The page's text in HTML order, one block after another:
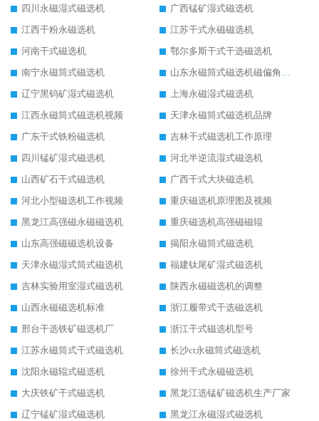
四川永磁湿式磁选机
广西锰矿湿式磁选机
江西干粉永磁选机
江苏干式永磁磁选机
河南干式磁选机
鄂尔多斯干式干选磁选机
南宁永磁筒式磁选机
山东永磁筒式磁选机磁偏角怎么调整
辽宁黑钨矿湿式磁选机
上海永磁湿式磁选机
江西永磁筒式磁选机视频
天津永磁筒式磁选机品牌
广东干式铁粉磁选机
吉林干式磁选机工作原理
四川锰矿湿式磁选机
河北半逆流湿式磁选机
山西矿石干式磁选机
广西干式大块磁选机
河北小型磁选机工作视频
重庆磁选机原理图及视频
黑龙江高强磁永磁磁选机
重庆磁选机高强磁磁辊
山东高强磁磁选机设备
揭阳永磁筒式磁选机
天津永磁湿式筒式磁选机
福建钛尾矿湿式磁选机
吉林实验用室湿式磁选机
陕西永磁磁选机的调整
山西永磁磁选机标准
浙江履带式干选磁选机
邢台干选铁矿磁选机厂
浙江干式磁选机型号
江苏永磁筒式干式磁选机
长沙ct永磁筒式磁选机
沈阳永磁辊式磁选机
徐州干式永磁磁选机
大庆铁矿干式磁选机
黑龙江选锰矿磁选机生产厂家
辽宁锰矿湿式磁选机
黑龙江永磁湿式磁选机